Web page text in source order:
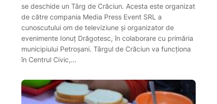
se deschide un Târg de Crăciun. Acesta este organizat
de către compania Media Press Event SRL a
cunoscutului om de televiziune și organizator de
evenimente Ionuț Drăgotesc, în colaborare cu primăria
municipiului Petroșani. Târgul de Crăciun va funcționa
în Centrul Civic,…